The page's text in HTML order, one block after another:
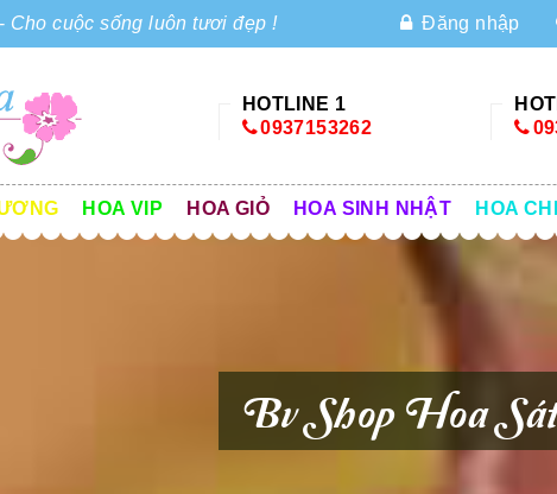
- Cho cuộc sống luôn tươi đẹp ! Đăng nhập
HOTLINE 1
0937153262
HOA VIP HOA GIỎ HOA SINH NHẬT HOA
Bv Shop Hoa